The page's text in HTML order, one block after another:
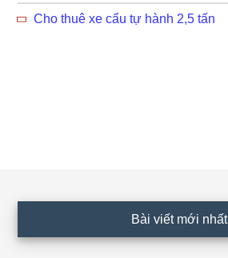
Cho thuê xe cẩu tự hành 2,5 tấn
Bài viết mới nhất